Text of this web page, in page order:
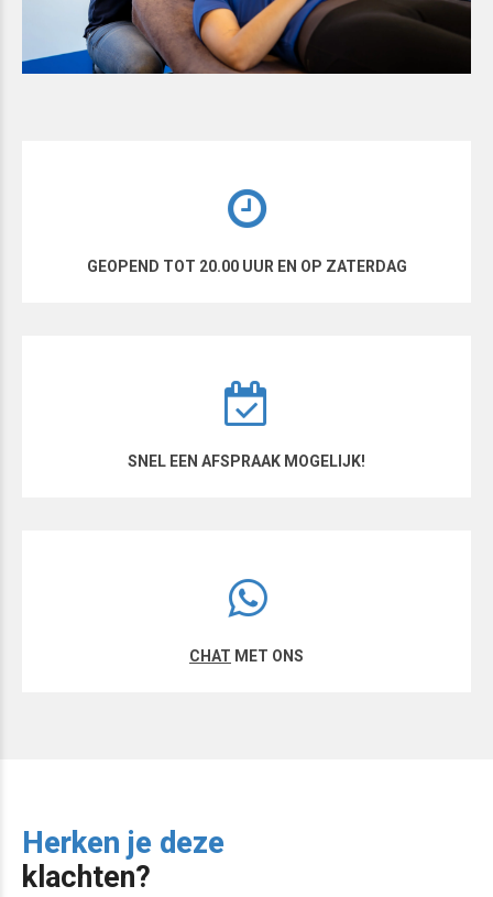
GEOPEND TOT 20.00 UUR EN OP ZATERDAG
SNEL EEN AFSPRAAK MOGELIJK!
CHAT MET ONS
Herken je deze
klachten?